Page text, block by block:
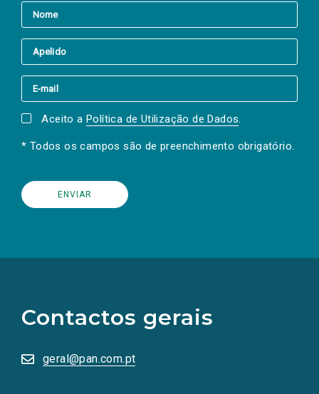
Aceito a Política de Utilização de Dados.
* Todos os campos são de preenchimento obrigatório.
Contactos gerais
geral@pan.com.pt
redes
sociais
numa
nova